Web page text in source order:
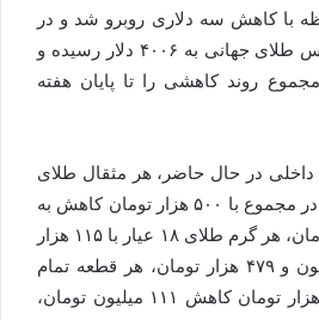
با کاهش سه دلاری روبرو شد و در
حال حاضر قیمت هر اونس طلای جهانی به ۴۰۰۶ دلار رسیده و
روند کاهشی را تا پایان هفته
داخلی در حال حاضر، هر مثقال طلای
۱۷ عیار طی هفته جاری در مجموع با ۵۰۰ هزار تومان کاهش به
۴۵ میلیون و ۴۰۰ هزار تومان، هر گرم طلای ۱۸ عیار با ۱۱۵ هزار
تومان کاهش به ۱۰ میلیون و ۴۷۹ هزار تومان، هر قطعه تمام
سکه طرح جدید با ۴۰۰ هزار تومان کاهش ۱۱۱ میلیون تومان،